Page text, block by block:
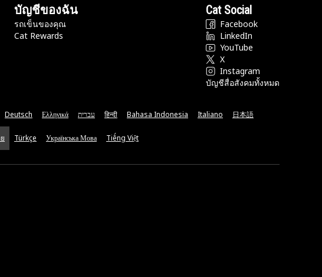
บัญชีของฉัน
รถเข็นของคุณ
Cat Rewards
Cat Social
Facebook
LinkedIn
YouTube
X
Instagram
บัญชีสื่อสังคมทั้งหมด
Deutsch Ελληνικά עברית हिन्दी Bahasa Indonesia Italiano 日本語
Türkçe Українська Мова Tiếng Việt